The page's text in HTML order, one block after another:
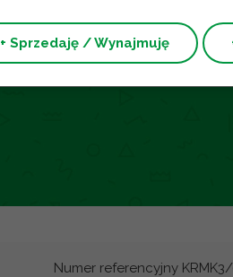
+ Sprzedaję / Wynajmuję
Numer referencyjny